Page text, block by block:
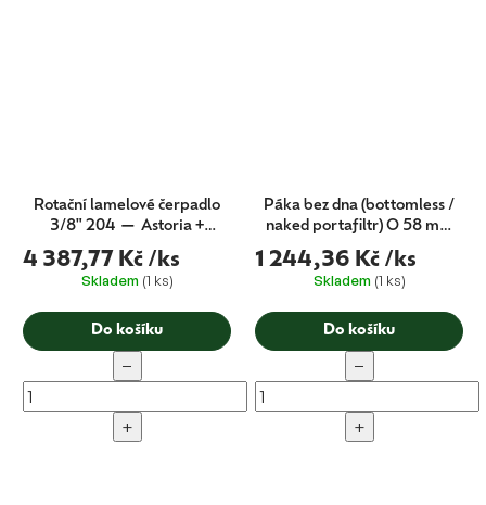
Rotační lamelové čerpadlo
3/8" 204 — Astoria +
Barista Attitude (CMA
originál)
4 387,77 Kč /ks
Skladem (1 ks)
Do košíku
−
+
Páka bez dna (bottomless /
naked portafiltr) O 58 mm
— Astoria a Wega
1 244,36 Kč /ks
Skladem (1 ks)
Do košíku
−
+